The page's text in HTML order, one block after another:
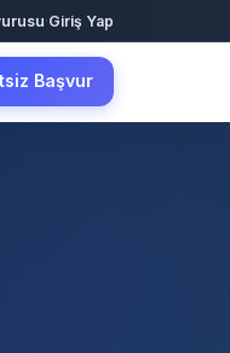
·Giriş Yap
Başvur